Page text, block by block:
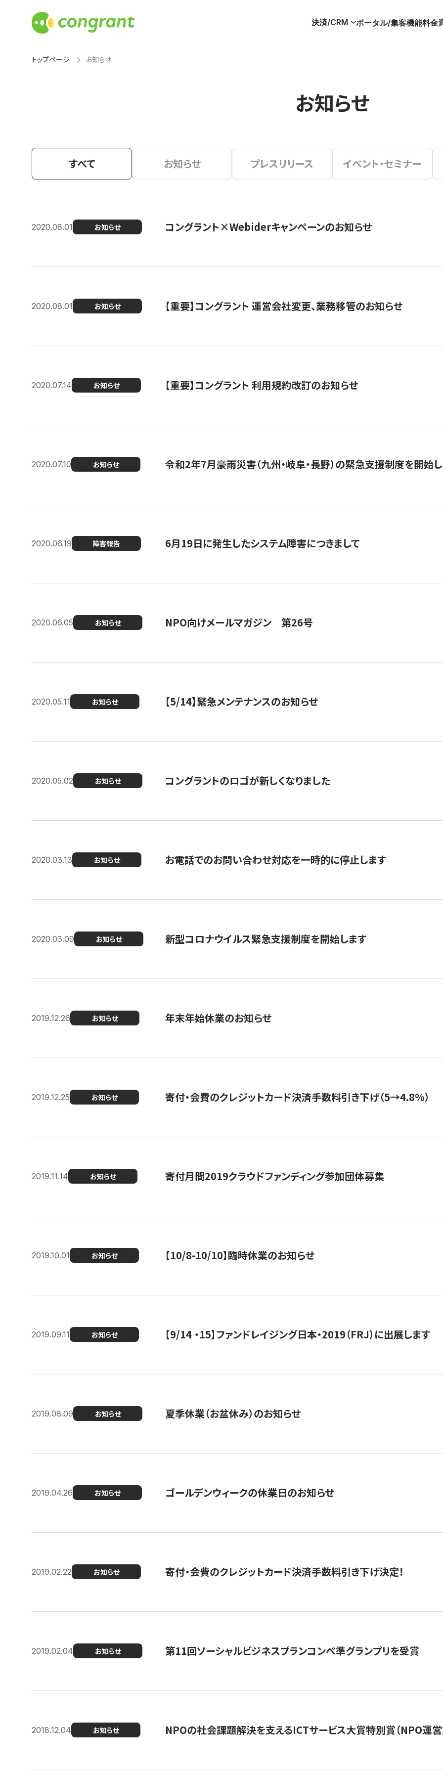
決済/CRM ポータル/集客機能料金
トップページ お知らせ
お知らせ
すべて お知らせ プレスリリース イベント・セミナー
2020.08.01 お知らせ コングラント×Webiderキャンペーンのお知らせ
2020.08.01 お知らせ 【重要】コングラント 運営会社変更、業務移管のお知らせ
2020.07.14 お知らせ 【重要】コングラント 利用規約改訂のお知らせ
2020.07.10 お知らせ 令和2年7月豪雨災害（九州・岐阜・長野）の緊急支援制度を開始
2020.06.19 障害報告 6月19日に発生したシステム障害につきまして
2020.06.05 お知らせ NPO向けメールマガジン 第26号
2020.05.11 お知らせ 【5/14】緊急メンテナンスのお知らせ
2020.05.02 お知らせ コングラントのロゴが新しくなりました
2020.03.13 お知らせ お電話でのお問い合わせ対応を一時的に停止します
2020.03.09 お知らせ 新型コロナウイルス緊急支援制度を開始します
2019.12.26 お知らせ 年末年始休業のお知らせ
2019.12.25 お知らせ 寄付・会費のクレジットカード決済手数料引き下げ（5→4.8%）
2019.11.14 お知らせ 寄付月間2019クラウドファンディング参加団体募集
2019.10.01 お知らせ 【10/8-10/10】臨時休業のお知らせ
2019.09.11 お知らせ 【9/14 ・15】ファンドレイジング日本・2019（FRJ）に出展します
2019.08.09 お知らせ 夏季休業（お盆休み）のお知らせ
2019.04.26 お知らせ ゴールデンウィークの休業日のお知らせ
2019.02.22 お知らせ 寄付・会費のクレジットカード決済手数料引き下げ決定！
2019.02.04 お知らせ 第11回ソーシャルビジネスプランコンペ準グランプリを受賞
2018.12.04 お知らせ NPOの社会課題解決を支えるICTサービス大賞特別賞（NPO運